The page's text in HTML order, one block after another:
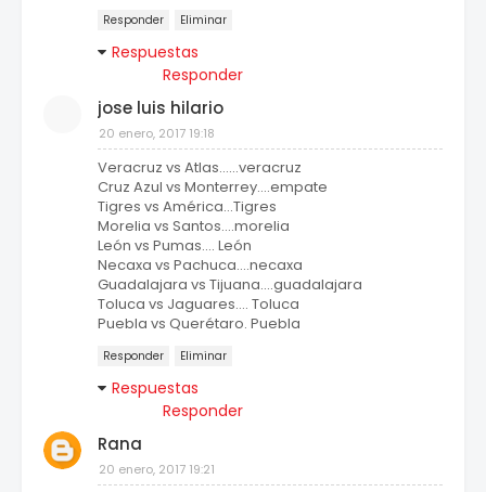
Responder Eliminar
Respuestas
Responder
jose luis hilario
20 enero, 2017 19:18
Veracruz vs Atlas......veracruz
Cruz Azul vs Monterrey....empate
Tigres vs América...Tigres
Morelia vs Santos....morelia
León vs Pumas.... León
Necaxa vs Pachuca....necaxa
Guadalajara vs Tijuana....guadalajara
Toluca vs Jaguares.... Toluca
Puebla vs Querétaro. Puebla
Responder Eliminar
Respuestas
Responder
Rana
20 enero, 2017 19:21